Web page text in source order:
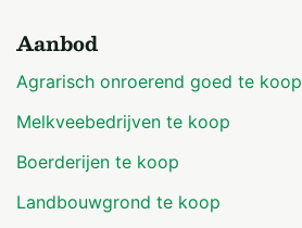
Aanbod
Agrarisch onroerend goed te koop
Melkveebedrijven te koop
Boerderijen te koop
Landbouwgrond te koop